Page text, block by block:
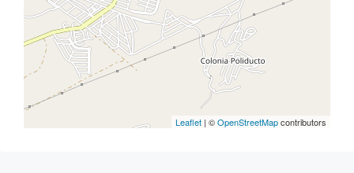
Leaflet | ©OpenStreetMapcontributors